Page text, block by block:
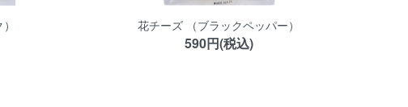
花チーズ （ブラックペッパー）
590円(税込)